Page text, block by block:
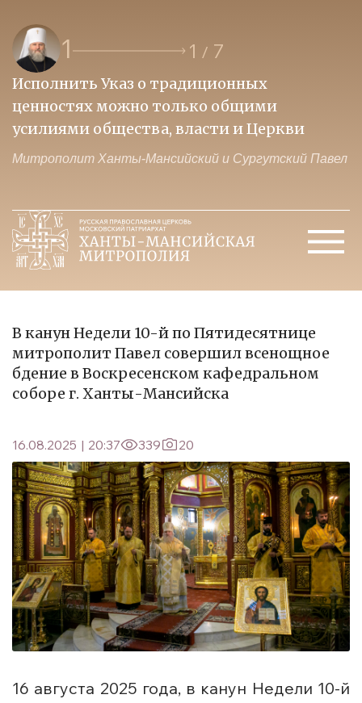
1 1 / 7
Исполнить Указ о традиционных
ценностях можно только общими
усилиями общества, власти и Церкви
Митрополит Ханты-Мансийский и Сургутский Павел
В канун Недели 10-й по Пятидесятнице
митрополит Павел совершил всенощное
бдение в Воскресенском кафедральном
соборе г. Ханты-Мансийска
16.08.2025 | 20:37 339 20
16 августа 2025 года, в канун Недели 10-й